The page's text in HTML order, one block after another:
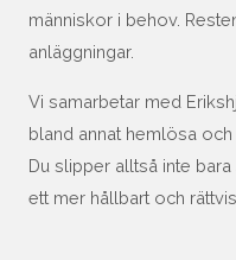
människor i behov.
anläggningar.
Vi samarbetar med
bland annat hemlösa
Du slipper alltså inte
ett mer hållbart och